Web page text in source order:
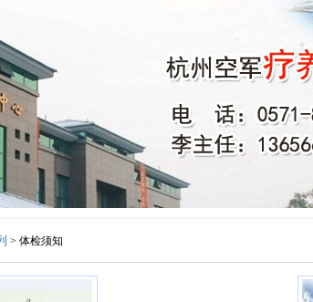
风景秀丽的西子湖畔，紧临“西湖第一名园”—刘庄，院内环
林式疗养胜地。疗养院内设施齐全，不仅有各类标准房、套
多功能娱乐厅，更有矫治疾病的雄厚技术力量、先进的医疗
健康鉴定、能力促进及体质评估等医疗保健服务,
杭州空军疗
休闲和度假。
史，主要承担空军师团以上干部保健疗养及全军飞行人员疗
单位”。
树红瓦交相掩映，四季鸟语花香，是全军著名的园林式疗
以后，其向社会全面开放，开始承接地方人员的健康体检、
最先进的医疗设施和技术，肿瘤早期预检测、心脑血管监
> 体检须知